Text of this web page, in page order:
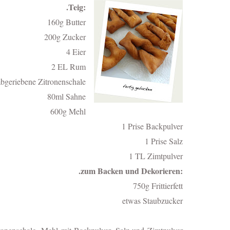
.Teig:
160g Butter
200g Zucker
4 Eier
2 EL Rum
Zitronenschale
80ml Sahne
600g Mehl
1 Prise Backpulver
1 Prise Salz
1 TL Zimtpulver
.zum Backen und Dekorieren:
750g Frittierfett
etwas Staubzucker